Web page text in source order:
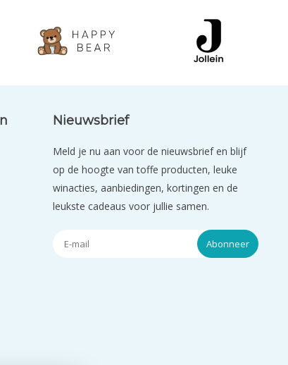
Nieuwsbrief
Meld je nu aan voor de nieuwsbrief en blijf
op de hoogte van toffe producten, leuke
winacties, aanbiedingen, kortingen en de
leukste cadeaus voor jullie samen.
Abonneer